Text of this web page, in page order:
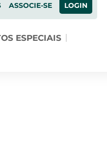
ASSOCIE-SE LOGIN
ESPECIAIS